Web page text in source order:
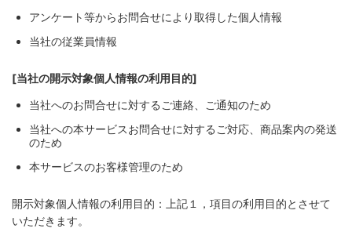
アンケート等からお問合せにより取得した個人情報
当社の従業員情報
[当社の開示対象個人情報の利用目的]
当社へのお問合せに対するご連絡、ご通知のため
当社への本サービスお問合せに対するご対応、商品案内の発送
のため
本サービスのお客様管理のため
開示対象個人情報の利用目的：上記１，項目の利用目的とさせて
いただきます。